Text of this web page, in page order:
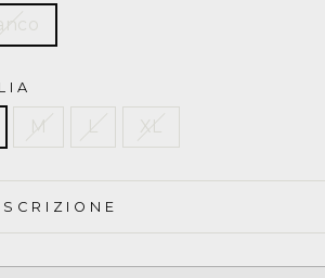
M L XL